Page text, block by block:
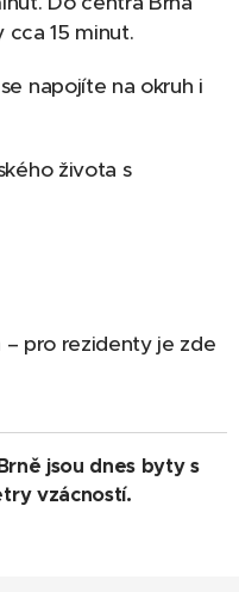
cca 15 minut.
napojíte na okruh i
života s
– pro rezidenty je zde
jsou dnes byty s
vzácností.